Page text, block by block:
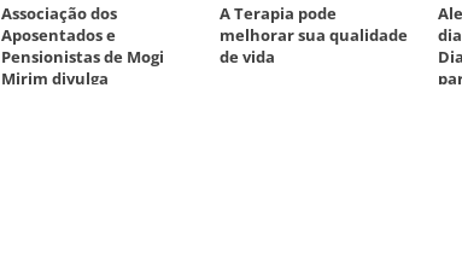
Associação dos
Aposentados e
Pensionistas de Mogi
Mirim divulga
A Terapia pode
melhorar sua qualidade
de vida